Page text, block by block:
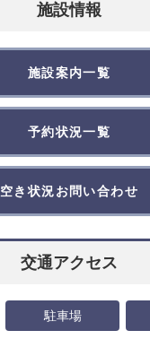
施設情報
施設案内一覧
予約状況一覧
空き状況お問い合わせ
交通アクセス
駐車場